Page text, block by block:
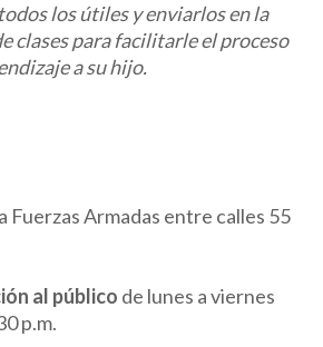
los útiles y enviarlos en la
clases para facilitarle el proceso
a su hijo.
Fuerzas Armadas entre calles 55
al público de lunes a viernes
p.m.